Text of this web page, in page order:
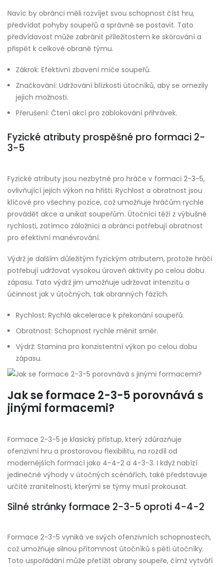
Navíc by obránci měli rozvíjet svou schopnost číst hru,
předvídat pohyby soupeřů a správně se postavit. Tato
předvídavost může zabránit příležitostem ke skórování a
přispět k celkové obraně týmu.
Zákrok: Efektivní zbavení míče soupeřů.
Značkování: Udržování blízkosti útočníků, aby se omezily
jejich možnosti.
Přerušení: Čtení akcí pro zablokování přihrávek.
Fyzické atributy prospěšné pro formaci 2-
3-5
Fyzické atributy jsou nezbytné pro hráče v formaci 2-3-5,
ovlivňující jejich výkon na hřišti. Rychlost a obratnost jsou
klíčové pro všechny pozice, což umožňuje hráčům rychle
provádět akce a unikat soupeřům. Útočníci těží z výbušné
rychlosti, zatímco záložníci a obránci potřebují obratnost
pro efektivní manévrování.
Výdrž je dalším důležitým fyzickým atributem, protože hráči
potřebují udržovat vysokou úroveň aktivity po celou dobu
zápasu. Tato výdrž jim umožňuje udržovat intenzitu a
účinnost jak v útočných, tak obranných fázích.
Rychlost: Rychlá akcelerace k překonání soupeřů.
Obratnost: Schopnost rychle měnit směr.
Výdrž: Stamina pro konzistentní výkon po celou dobu
zápasu.
Jak se formace 2-3-5 porovnává s
jinými formacemi?
Formace 2-3-5 je klasický přístup, který zdůrazňuje
ofenzivní hru a prostorovou flexibilitu, na rozdíl od
modernějších formací jako 4-4-2 a 4-3-3. I když nabízí
jedinečné výhody v útočných scénářích, také představuje
určité zranitelnosti, kterými se týmy musí prokousat.
Silné stránky formace 2-3-5 oproti 4-4-2
Formace 2-3-5 vyniká ve svých ofenzivních schopnostech,
což umožňuje silnou přítomnost útočníků s pěti útočníky.
Toto uspořádání může přetížit obrany soupeře, čímž vytváří